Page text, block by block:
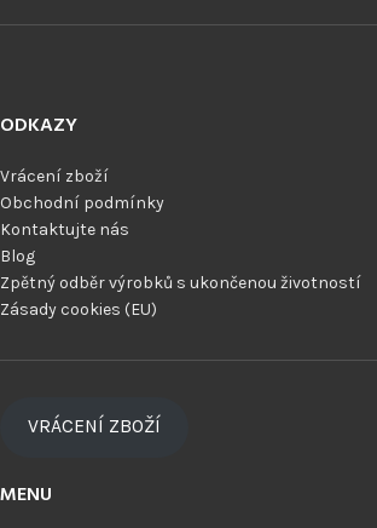
ODKAZY
Vrácení zboží
Obchodní podmínky
Kontaktujte nás
Blog
Zpětný odběr výrobků s ukončenou životností
Zásady cookies (EU)
VRÁCENÍ ZBOŽÍ
MENU